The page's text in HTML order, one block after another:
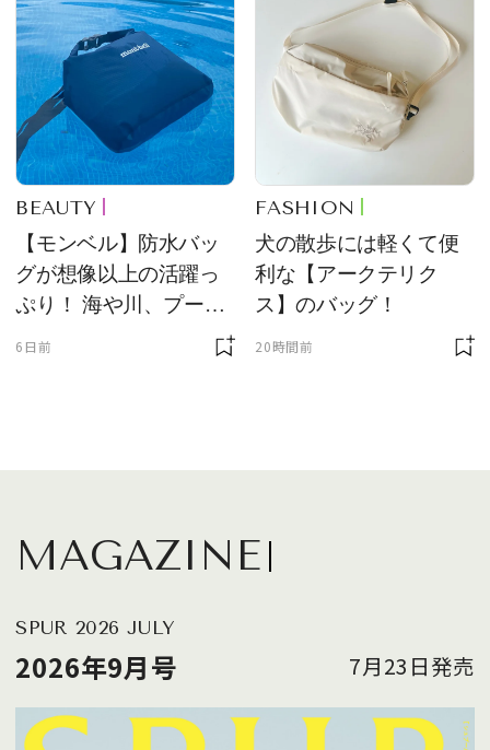
BEAUTY
【モンベル】防水バッ
グが想像以上の活躍っ
ぷり！ 海や川、プール
6日前
FASHION
犬の散歩には軽くて便
利な【アークテリク
ス】のバッグ！
20時間前
MAGAZINE
SPUR 2026 JULY
2026年9月号 7月23日発売